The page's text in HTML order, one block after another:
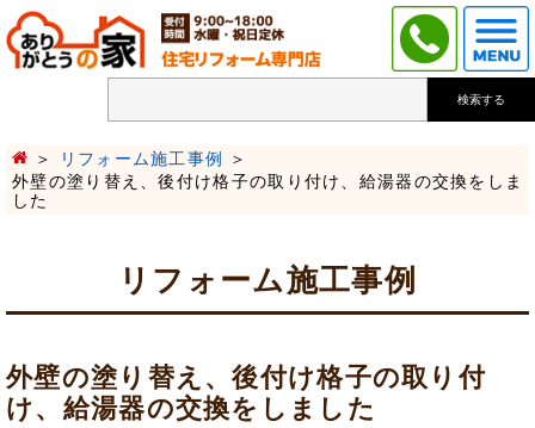
検索する
リフォーム施工事例
外壁の塗り替え、後付け格子の取り付け、給湯器の交換をしま
した
リフォーム施工事例
外壁の塗り替え、後付け格子の取り付
け、給湯器の交換をしました